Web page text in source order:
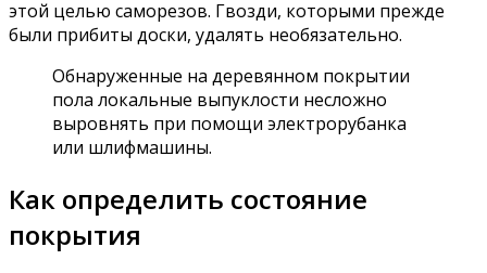
этой целью саморезов. Гвозди, которыми прежде
были прибиты доски, удалять необязательно.
Обнаруженные на деревянном покрытии
пола локальные выпуклости несложно
выровнять при помощи электрорубанка
или шлифмашины.
Как определить состояние
покрытия